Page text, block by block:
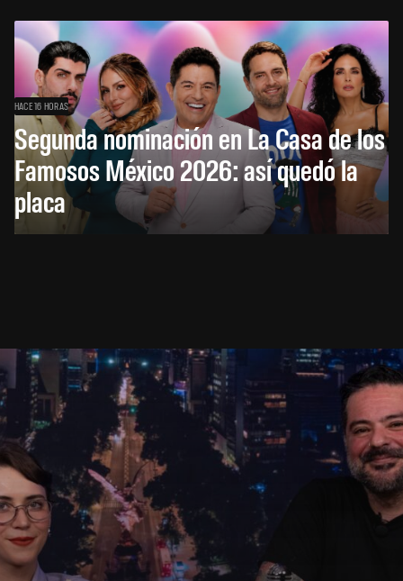
HACE 16 HORAS
Segunda nominación en La Casa de los
Famosos México 2026: así quedó la
placa